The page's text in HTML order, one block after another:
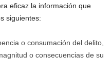
eficaz la información que
siguientes:
o consumación del delito,
o consecuencias de su